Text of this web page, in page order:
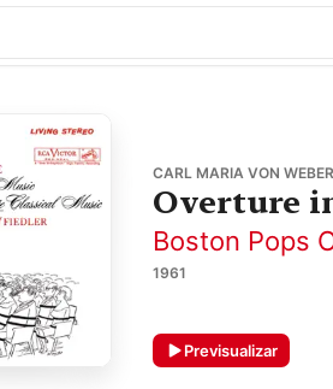
CARL MARIA VON WEBER
Overture
Boston Pops
1961
Previsualizar